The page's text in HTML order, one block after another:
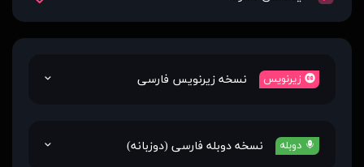
زیرنویس نسخه زیرنویس فارسی
دوبله نسخه دوبله فارسی (دوزبانه)